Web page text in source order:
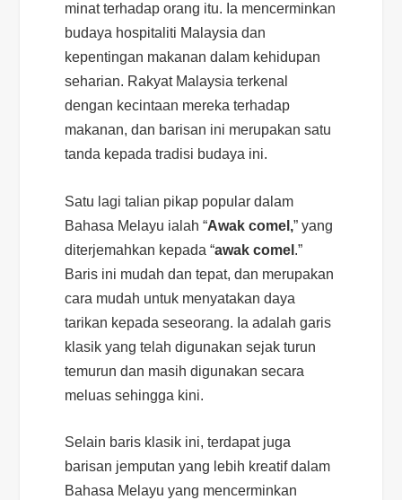
minat terhadap orang itu. Ia mencerminkan
budaya hospitaliti Malaysia dan
kepentingan makanan dalam kehidupan
seharian. Rakyat Malaysia terkenal
dengan kecintaan mereka terhadap
makanan, dan barisan ini merupakan satu
tanda kepada tradisi budaya ini.
Satu lagi talian pikap popular dalam
Bahasa Melayu ialah “Awak comel,” yang
diterjemahkan kepada “awak comel .”
Baris ini mudah dan tepat, dan merupakan
cara mudah untuk menyatakan daya
tarikan kepada seseorang. Ia adalah garis
klasik yang telah digunakan sejak turun
temurun dan masih digunakan secara
meluas sehingga kini.
Selain baris klasik ini, terdapat juga
barisan jemputan yang lebih kreatif dalam
Bahasa Melayu yang mencerminkan